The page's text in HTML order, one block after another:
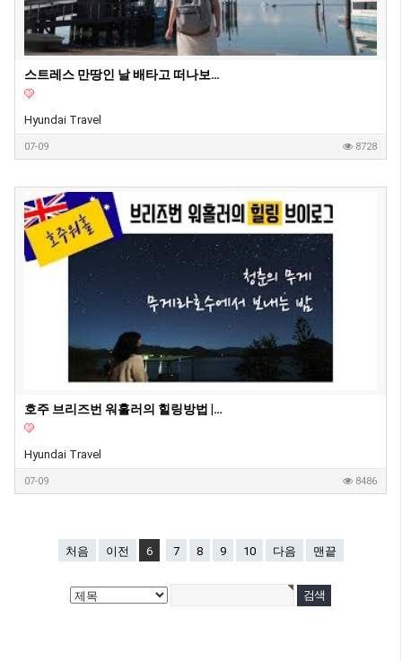
스트레스 만땅인 날 배타고 떠나보자 Vlog | 스트라드브로크 아일랜드
Hyundai Travel
07-09 8728
호주 브리즈번 워홀러의 힐링방법 |무게라호수 은하수|with 호주레오,헤이니
Hyundai Travel
07-09 8486
처음 이전 6 7 8 9 10 다음 맨끝